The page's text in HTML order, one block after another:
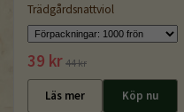
Trädgårdsnattviol
39 kr 44 kr
Läs mer Köp nu